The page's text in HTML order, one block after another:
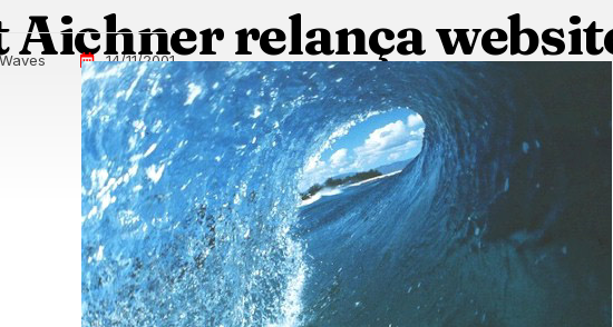
Aichner relança
14/11/2001